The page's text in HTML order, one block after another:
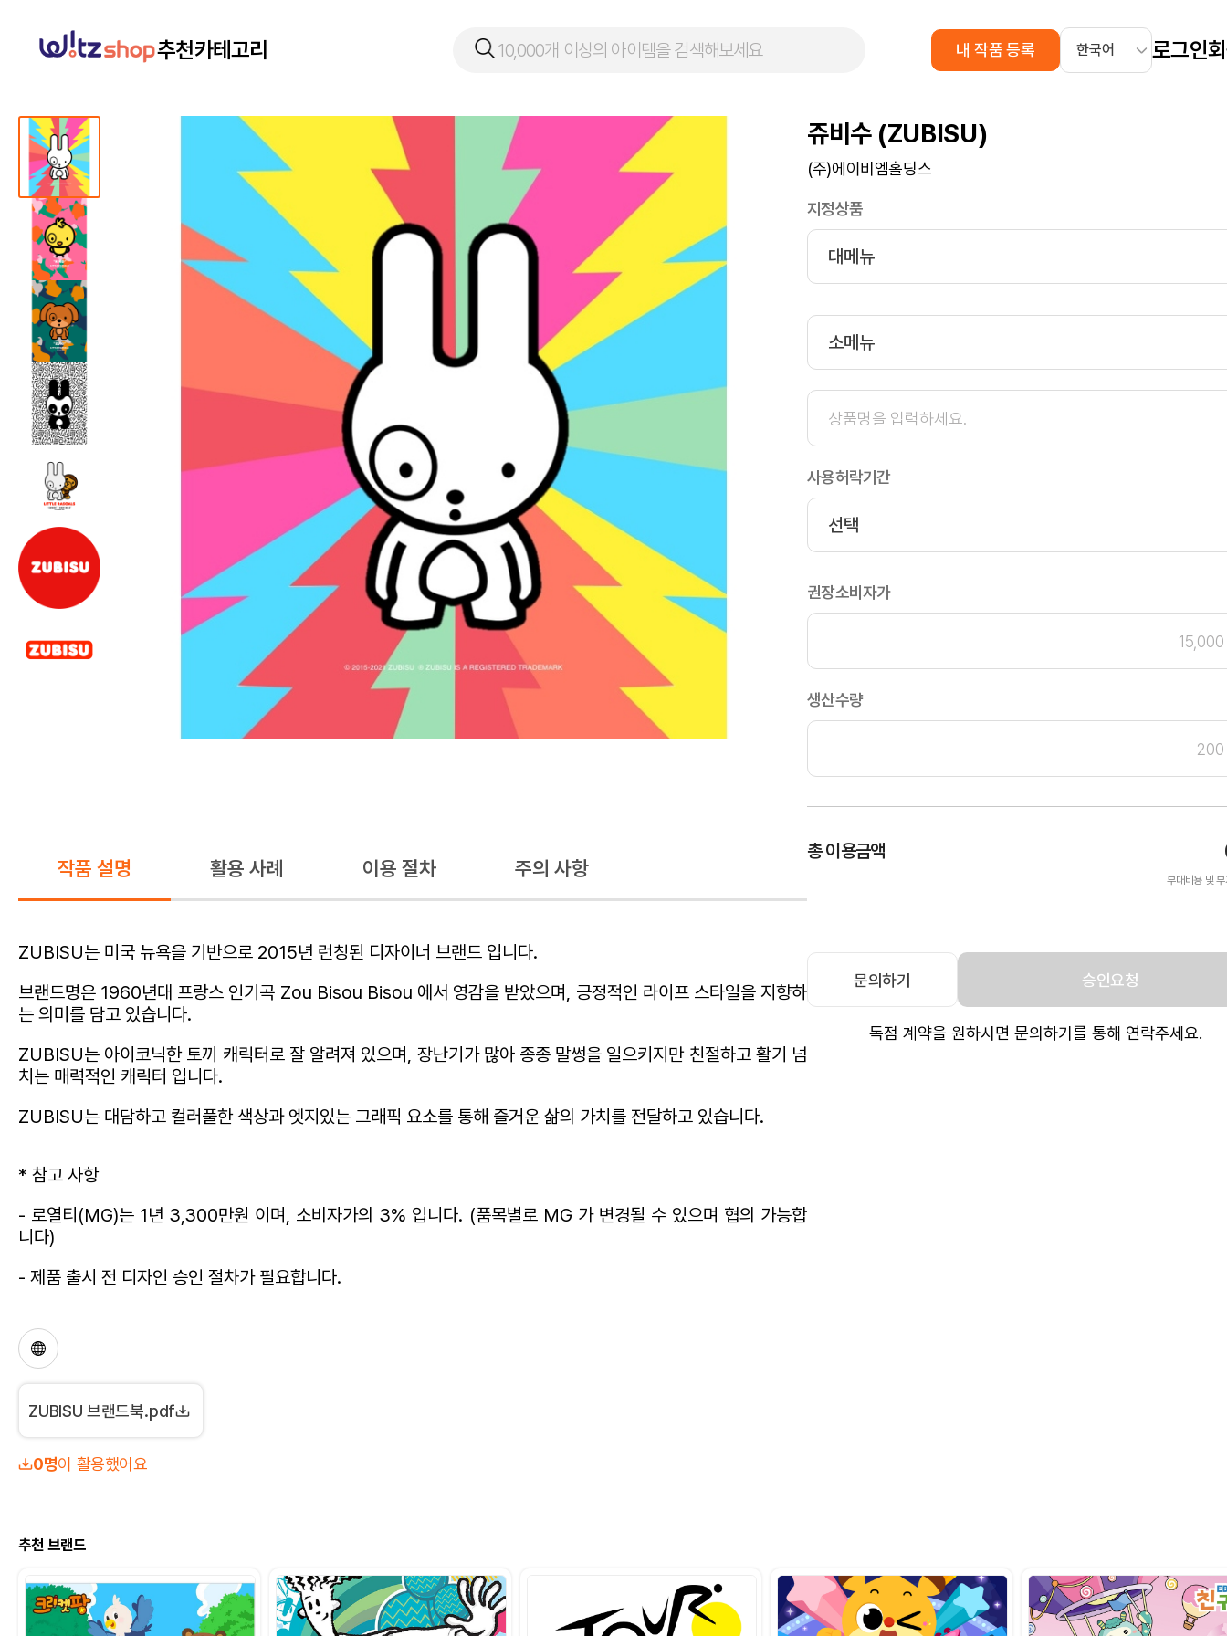
추천카테고리 내 작품 등록 로그인
작품 설명 활용 사례 이용 절차 주의 사항
ZUBISU는 미국 뉴욕을 기반으로 2015년 런칭된 디자이너 브랜드 입니다.
브랜드명은 1960년대 프랑스 인기곡 Zou Bisou Bisou 에서 영감을 받았으며, 긍정적인 라이프 스타일을 지향하
는 의미를 담고 있습니다.
ZUBISU는 아이코닉한 토끼 캐릭터로 잘 알려져 있으며, 장난기가 많아 종종 말썽을 일으키지만 친절하고 활기 넘
치는 매력적인 캐릭터 입니다.
ZUBISU는 대담하고 컬러풀한 색상과 엣지있는 그래픽 요소를 통해 즐거운 삶의 가치를 전달하고 있습니다.
* 참고 사항
- 로열티(MG)는 1년 3,300만원 이며, 소비자가의 3% 입니다. (품목별로 MG 가 변경될 수 있으며 협의 가능합
니다)
- 제품 출시 전 디자인 승인 절차가 필요합니다.
ZUBISU 브랜드북.pdf
0명이 활용했어요
쥬비수 (ZUBISU)
(주)에이비엠홀딩스
지정상품
사용허락기간
권장소비자가
생산수량
총 이용금액
부대비용 및
문의하기 승인요청
독점 계약을 원하시면 문의하기를 통해 연락주세요.
추천 브랜드